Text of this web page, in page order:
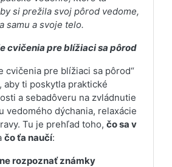
si prežila svoj pôrod vedome,
samu a svoje telo.
cvičenia pre blížiaci sa pôrod
cvičenia pre blížiaci sa pôrod“
aby ti poskytla praktické
a sebadôveru na zvládnutie
vedomého dýchania, relaxácie
Tu je prehľad toho, čo sa v
čo ťa naučí:
rozpoznať známky